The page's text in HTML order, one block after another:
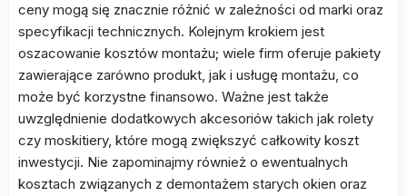
ceny mogą się znacznie różnić w zależności od marki oraz
specyfikacji technicznych. Kolejnym krokiem jest
oszacowanie kosztów montażu; wiele firm oferuje pakiety
zawierające zarówno produkt, jak i usługę montażu, co
może być korzystne finansowo. Ważne jest także
uwzględnienie dodatkowych akcesoriów takich jak rolety
czy moskitiery, które mogą zwiększyć całkowity koszt
inwestycji. Nie zapominajmy również o ewentualnych
kosztach związanych z demontażem starych okien oraz